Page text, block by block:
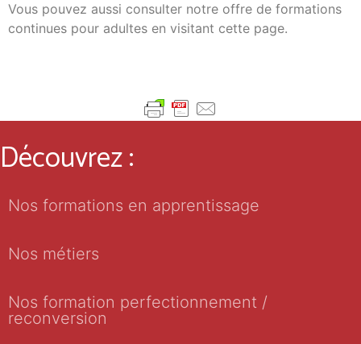
Vous pouvez aussi consulter notre offre de formations
continues pour adultes en visitant cette page.
Découvrez :
Nos formations en apprentissage
Nos métiers
Nos formation perfectionnement /
reconversion